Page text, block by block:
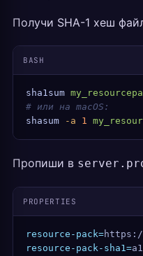
Получи SHA-1 хеш
BASH
sha1sum
# или на macOS:
shasum -a 1
Пропиши в
PROPERTIES
resource-pack=https://
resource-pack-sha1=